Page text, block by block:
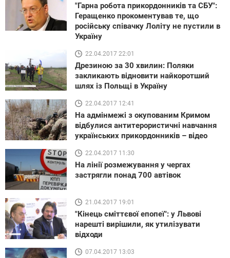
"Гарна робота прикордонників та СБУ":
Геращенко прокоментував те, що
російську співачку Лоліту не пустили в
Україну
22.04.2017 22:01
Дрезиною за 30 хвилин: Поляки
закликають відновити найкоротший
шлях із Польщі в Україну
22.04.2017 12:41
На адмінмежі з окупованим Кримом
відбулися антитерористичні навчання
українських прикордонників – відео
22.04.2017 11:30
На лінії розмежування у чергах
застрягли понад 700 автівок
21.04.2017 19:01
"Кінець сміттєвої епопеї": у Львові
нарешті вирішили, як утилізувати
відходи
07.04.2017 13:03